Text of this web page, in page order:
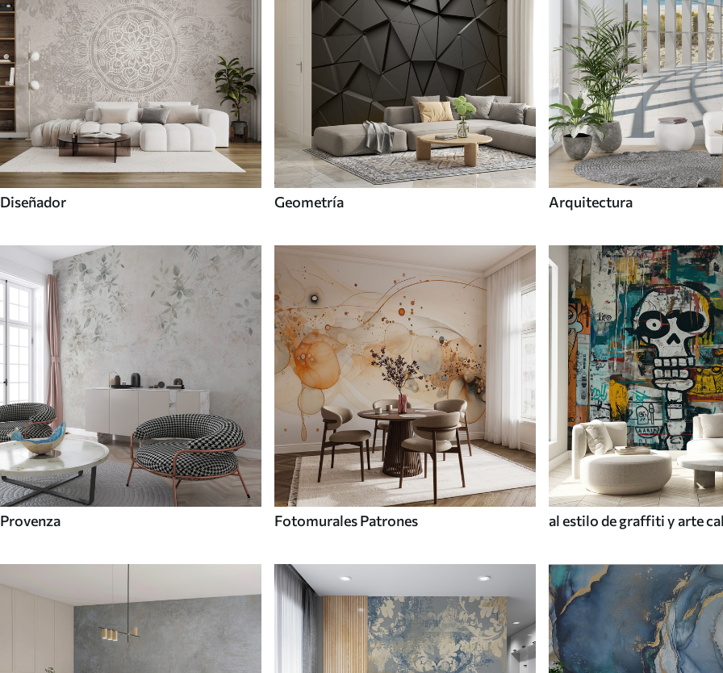
Diseñador Geometría Arquitectura
Provenza Fotomurales Patrones al estilo de graffiti y arte